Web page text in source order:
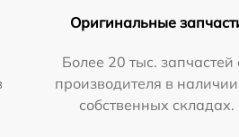
Оригинальные
Более 20 тыс. запчастей
производителя в
собственных складах.